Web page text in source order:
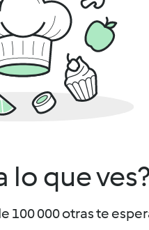
lo que
100 000 otras te